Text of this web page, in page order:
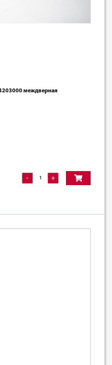
междверная
- +